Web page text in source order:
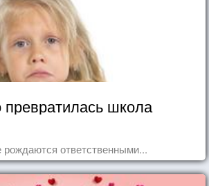
превратилась школа
ответственными...